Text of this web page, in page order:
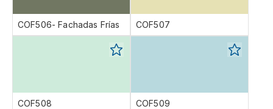
COF506- Fachadas Frías COF507
COF508 COF509